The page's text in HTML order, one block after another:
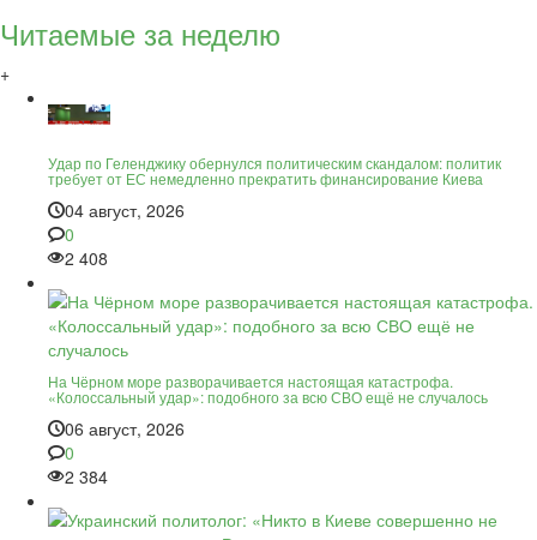
Читаемые за неделю
+
Удар по Геленджику обернулся политическим скандалом: политик
требует от ЕС немедленно прекратить финансирование Киева
04 август, 2026
0
2 408
На Чёрном море разворачивается настоящая катастрофа.
«Колоссальный удар»: подобного за всю СВО ещё не случалось
06 август, 2026
0
2 384